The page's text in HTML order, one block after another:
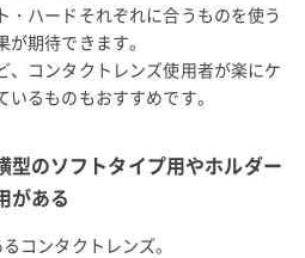
・ハードそれぞれに合うものを使う
期待できます。
、コンタクトレンズ使用者が楽にケ
るものもおすすめです。
型のソフトタイプ用やホルダー
がある
コンタクトレンズ。